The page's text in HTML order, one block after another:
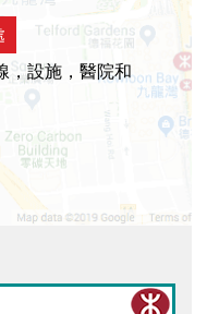
，設施，醫院和